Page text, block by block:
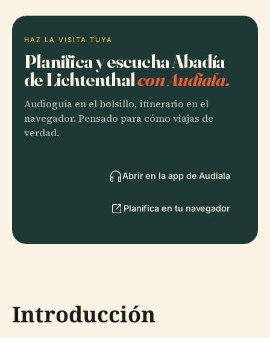
HAZ LA VISITA TUYA
Planifica y escucha Abadía
de Lichtenthalcon Audiala.
Audioguía en el bolsillo, itinerario en el
navegador. Pensado para cómo viajas de
verdad.
Abrir en la app de Audiala
Planifica en tu navegador
Introducción